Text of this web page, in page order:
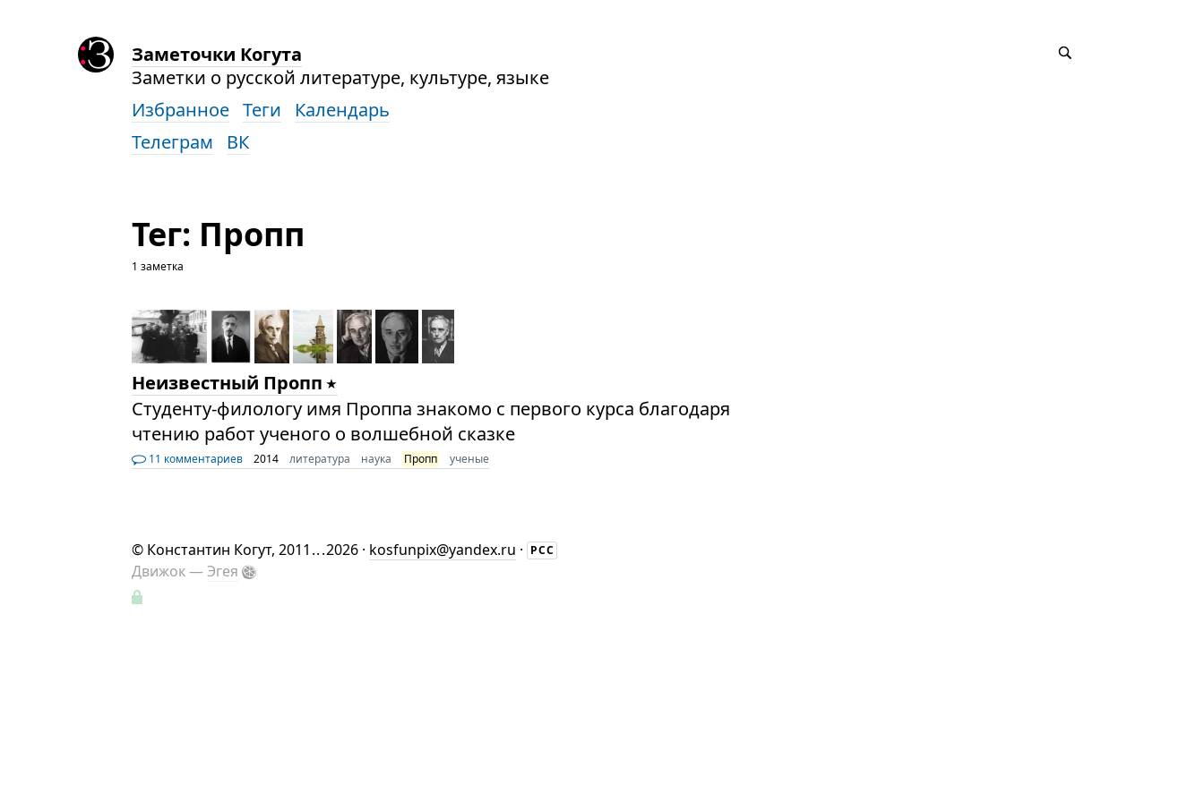
Заметочки Когута
Заметки о русской литературе, культуре, языке
Избранное Теги
Календарь
Телеграм
ВК
Тег: Пропп
1 заметка
Неизвестный Пропп
Студенту-филологу имя Проппа знакомо с первого курса благодаря
чтению работ ученого о волшебной сказке
11 комментариев 2014 литература наука Пропп ученые
© Константин Когут, 2011 ...2026 · kosfunpix@yandex.ru · РСС
Движок —Эгея